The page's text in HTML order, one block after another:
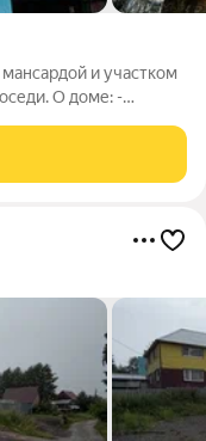
и участком
О доме: -
выходят на